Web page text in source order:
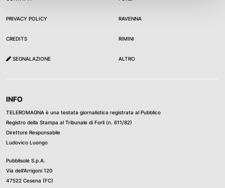
PRIVACY POLICY
CREDITS
SEGNALAZIONE
RAVENNA
RIMINI
ALTRO
INFO
TELEROMAGNA è una testata giornalistica registrata al Pubblico
Registro della Stampa al Tribunale di Forli (n. 611/82)
Direttore Responsabile
Ludovico Luongo
Pubblisole S.p.A.
Via dell’Arrigoni 120
47522 Cesena (FC)